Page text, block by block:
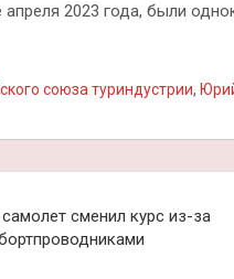
2023 года, были
союза туриндустрии,
сменил курс из-за